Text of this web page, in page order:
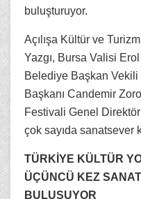
buluşturuyor.
Açılışa Kültür ve
Yazgı, Bursa Valisi
Belediye Başkan
Başkanı Candemir
Festivali Genel
çok sayıda sanatsever
TÜRKİYE KÜLTÜR
ÜÇÜNCÜ KEZ
BULUŞUYOR